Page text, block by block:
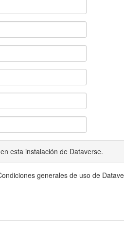
esta instalación de Dataverse.
generales de uso de